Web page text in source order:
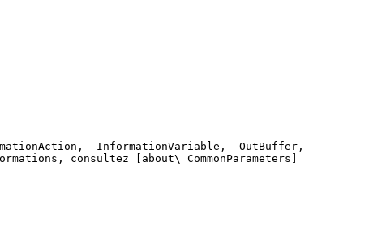
-InformationVariable, -OutBuffer, -
consultez [about\_CommonParameters]